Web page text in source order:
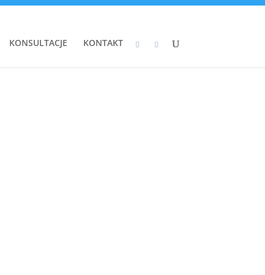
KONSULTACJE KONTAKT